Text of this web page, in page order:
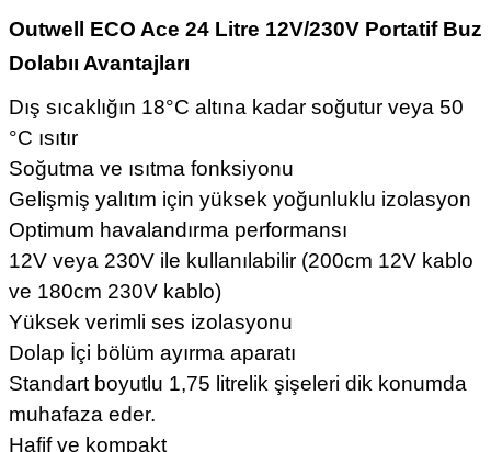
Outwell ECO Ace 24 Litre 12V/230V Portatif Buz
Dolabıı Avantajları
Dış sıcaklığın 18°C altına kadar soğutur veya 50
°C ısıtır
Soğutma ve ısıtma fonksiyonu
Gelişmiş yalıtım için yüksek yoğunluklu izolasyon
Optimum havalandırma performansı
12V veya 230V ile kullanılabilir (200cm 12V kablo
ve 180cm 230V kablo)
Yüksek verimli ses izolasyonu
Dolap İçi bölüm ayırma aparatı
Standart boyutlu 1,75 litrelik şişeleri dik konumda
muhafaza eder.
Hafif ve kompakt